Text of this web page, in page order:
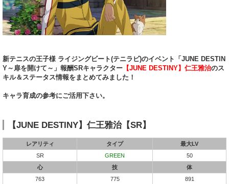
新テニスの王子様 ライジングビート(テニラビ)のイベント「JUNE DESTIN
Y～扉を開けて～」報酬SRキャラクター 【JUNE DESTINY】仁王雅治のス
キル＆ステータス情報をまとめてみました！
キャラ育成の参考にご活用下さい。
【JUNE DESTINY】仁王雅治【SR】
レアリティ タイプ
最大LV
SR
GREEN
50
心
技
体
763
775
891